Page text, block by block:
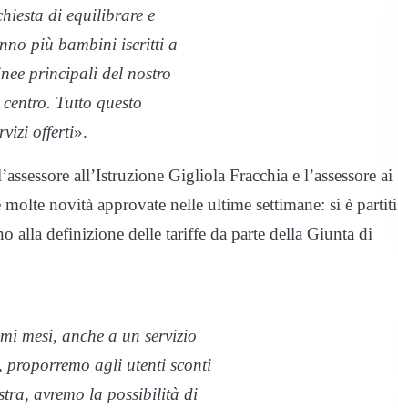
di equilibrare e
più bambini iscritti a
principali del nostro
Tutto questo
offerti».
all’Istruzione Gigliola Fracchia e l’assessore ai
novità approvate nelle ultime settimane: si è partiti
alla definizione delle tariffe da parte della Giunta di
mesi, anche a un servizio
proporremo agli utenti sconti
avremo la possibilità di